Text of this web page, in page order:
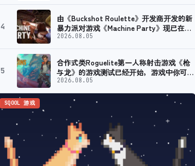
4
由《Buckshot Roulette》开发商开发的新
暴力派对游戏《Machine Party》现已在
Steam上线。
2026.08.05
5
合作式类Roguelite第一人称射击游戏《枪
与龙》的游戏测试已经开始，游戏中你可以
制作魔法武器并进行战斗。 计划于2026年
提前体验
2026.08.05
SQOOL 游戏